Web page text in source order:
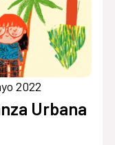
2022
Urbana